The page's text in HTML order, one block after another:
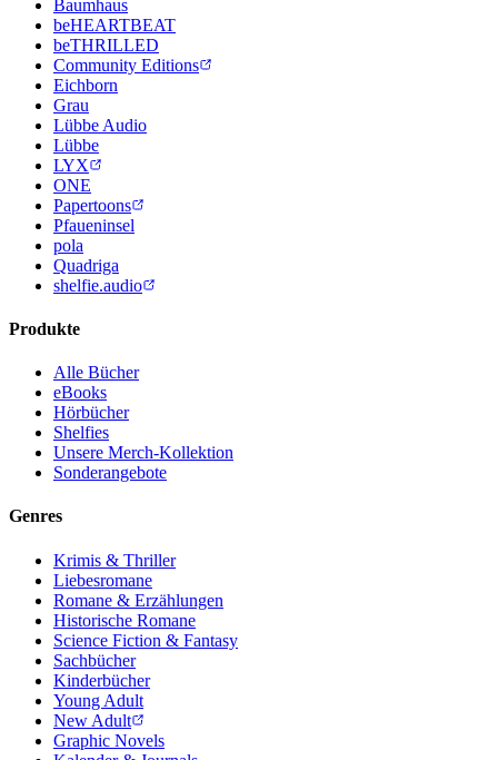
Baumhaus
beHEARTBEAT
beTHRILLED
Community Editions
Eichborn
Grau
Lübbe Audio
Lübbe
LYX
ONE
Papertoons
Pfaueninsel
pola
Quadriga
shelfie.audio
Produkte
Alle Bücher
eBooks
Hörbücher
Shelfies
Unsere Merch-Kollektion
Sonderangebote
Genres
Krimis & Thriller
Liebesromane
Romane & Erzählungen
Historische Romane
Science Fiction & Fantasy
Sachbücher
Kinderbücher
Young Adult
New Adult
Graphic Novels